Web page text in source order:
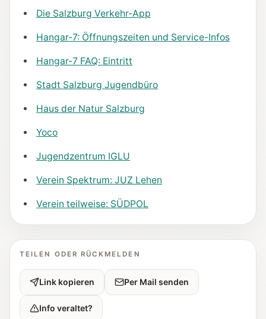
Die Salzburg Verkehr-App
Hangar-7: Öffnungszeiten und Service-Infos
Hangar-7 FAQ: Eintritt
Stadt Salzburg Jugendbüro
Haus der Natur Salzburg
Yoco
Jugendzentrum IGLU
Verein Spektrum: JUZ Lehen
Verein teilweise: SÜDPOL
TEILEN ODER RÜCKMELDEN
Link kopieren Per Mail senden
Info veraltet?